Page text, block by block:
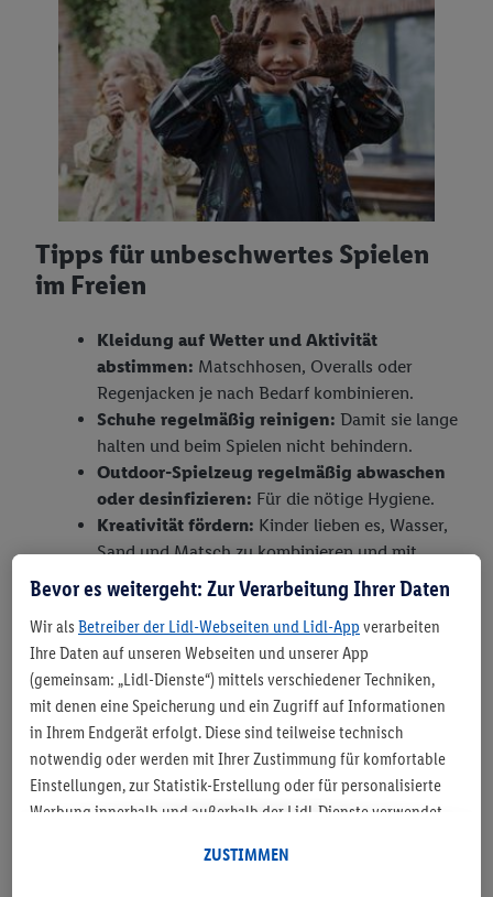
Tipps für unbeschwertes Spielen
im Freien
Kleidung auf Wetter und Aktivität
abstimmen: Matschhosen, Overalls oder
Regenjacken je nach Bedarf kombinieren.
Schuhe regelmäßig reinigen: Damit sie lange
halten und beim Spielen nicht behindern.
Outdoor-Spielzeug regelmäßig abwaschen
oder desinfizieren: Für die nötige Hygiene.
Kreativität fördern: Kinder lieben es, Wasser,
Sand und Matsch zu kombinieren und mit
ihnen fantasievolle Geschichten auszuspielen.
Toben, matschen und
entdecken
Regen und Matsch sind kein Grund, drinnen zu
und die passenden
Bevor es weitergeht: Zur Verarbeitung Ihrer Daten
Wir als Betreiber der Lidl-Webseiten und Lidl-App verarbeiten
Ihre Daten auf unseren Webseiten und unserer App
(gemeinsam: „Lidl-Dienste“) mittels verschiedener Techniken,
mit denen eine Speicherung und ein Zugriff auf Informationen
in Ihrem Endgerät erfolgt. Diese sind teilweise technisch
notwendig oder werden mit Ihrer Zustimmung für komfortable
Einstellungen, zur Statistik-Erstellung oder für personalisierte
Werbung innerhalb und außerhalb der Lidl-Dienste verwendet.
diese Zwecke auch Daten aus Ihrem Filial-Kaufverhalten
ZUSTIMMEN